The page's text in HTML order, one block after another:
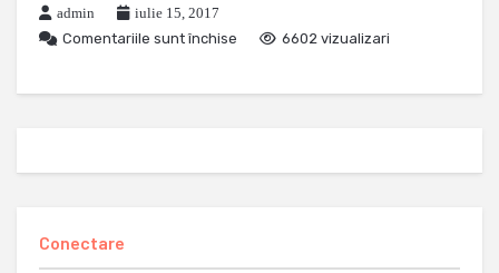
admin
iulie 15, 2017
Comentariile sunt închise
6602 vizualizari
Conectare